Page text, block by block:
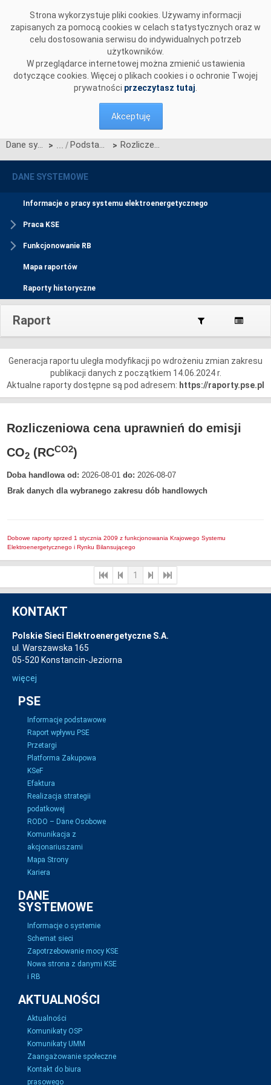
Strona wykorzystuje pliki cookies. Używamy informacji
zapisanych za pomocą cookies w celach statystycznych oraz w
celu dostosowania serwisu do indywidualnych potrzeb
użytkowników.
W przeglądarce internetowej można zmienić ustawienia
dotyczące cookies. Więcej o plikach cookies i o ochronie Twojej
prywatności przeczytasz tutaj
Akceptuję
Dane systemowe > Podstawowe wskaźniki cenowe i kosztowe > Rozliczeniowa cena uprawnień do emisji CO2 (RCco2)
DANE SYSTEMOWE
Informacje o pracy systemu elektroenergetycznego
Praca KSE
Funkcjonowanie RB
Mapa raportów
Raporty historyczne
Raport
Generacja raportu uległa modyfikacji po wdrożeniu zmian zakresu
publikacji danych z początkiem 14.06.2024 r.
Aktualne raporty dostępne są pod adresem: https://raporty.pse.pl
Rozliczeniowa cena uprawnień do emisji
CO2 (RCCO2)
Doba handlowa od: 2026-08-01 do: 2026-08-07
Brak danych dla wybranego zakresu dób handlowych
Dobowe raporty sprzed 1 stycznia 2009 z funkcjonowania Krajowego Systemu
Elektroenergetycznego i Rynku Bilansującego
1
KONTAKT
Polskie Sieci Elektroenergetyczne S.A.
ul. Warszawska 165
05-520 Konstancin-Jeziorna
więcej
PSE
Informacje podstawowe
Raport wpływu PSE
Przetargi
Platforma Zakupowa
KSeF
Efaktura
Realizacja strategii
podatkowej
RODO – Dane Osobowe
Komunikacja z
akcjonariuszami
Mapa Strony
Kariera
DANE
SYSTEMOWE
Informacje o systemie
Schemat sieci
Zapotrzebowanie mocy KSE
Nowa strona z danymi KSE
i RB
AKTUALNOŚCI
Aktualności
Komunikaty OSP
Komunikaty UMM
Zaangażowanie społeczne
Kontakt do biura
prasowego